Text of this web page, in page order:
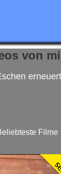
von
Filme